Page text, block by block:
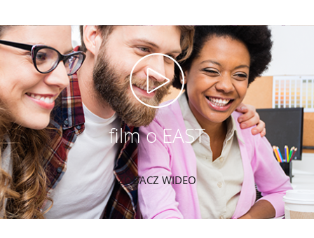
film o EAST
ZOBACZ WIDEO